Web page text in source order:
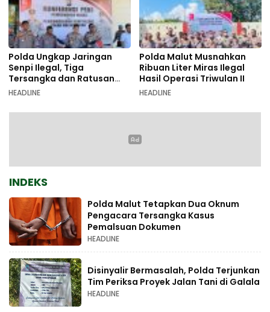
Polda Ungkap Jaringan
Senpi Ilegal, Tiga
Tersangka dan Ratusan
Amunisi Diamankan
HEADLINE
Polda Malut Musnahkan
Ribuan Liter Miras Ilegal
Hasil Operasi Triwulan II
HEADLINE
INDEKS
Polda Malut Tetapkan Dua Oknum
Pengacara Tersangka Kasus
Pemalsuan Dokumen
HEADLINE
Disinyalir Bermasalah, Polda Terjunkan
Tim Periksa Proyek Jalan Tani di Galala
HEADLINE